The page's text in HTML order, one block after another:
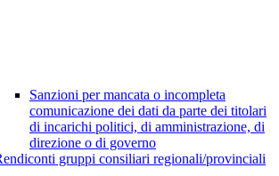
Sanzioni per mancata o incompleta
comunicazione dei dati da parte dei titolari
di incarichi politici, di amministrazione, di
direzione o di governo
gruppi consiliari regionali/provinciali